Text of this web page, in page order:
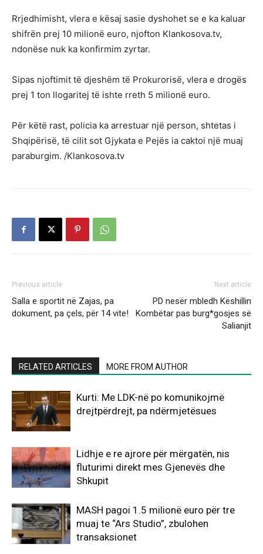
Rrjedhimisht, vlera e kësaj sasie dyshohet se e ka kaluar
shifrën prej 10 milionë euro, njofton Klankosova.tv,
ndonëse nuk ka konfirmim zyrtar.
Sipas njoftimit të djeshëm të Prokurorisë, vlera e drogës
prej 1 ton llogaritej të ishte rreth 5 milionë euro.
Për këtë rast, policia ka arrestuar një person, shtetas i
Shqipërisë, të cilit sot Gjykata e Pejës ia caktoi një muaj
paraburgim. /Klankosova.tv
Previous article
Salla e sportit në Zajas, pa
dokument, pa çels, për 14 vite!
Next article
PD nesër mbledh Këshillin
Kombëtar pas burg*gosjes së
Salianjit
RELATED ARTICLES MORE FROM AUTHOR
Kurti: Me LDK-në po komunikojmë
drejtpërdrejt, pa ndërmjetësues
Lidhje e re ajrore për mërgatën, nis
fluturimi direkt mes Gjenevës dhe
Shkupit
MASH pagoi 1.5 milionë euro për tre
muaj te “Ars Studio”, zbulohen
transaksionet